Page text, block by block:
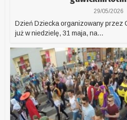
29/05/2026
Dzień Dziecka organizowany przez
już w niedzielę, 31 maja, na...